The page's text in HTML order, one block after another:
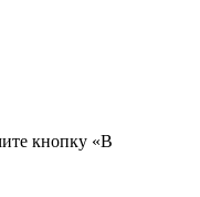
кнопку «В